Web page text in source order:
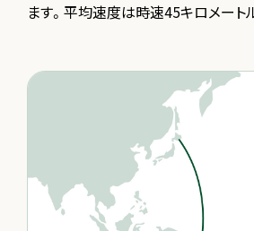
ます。平均速度は時速45キロメート